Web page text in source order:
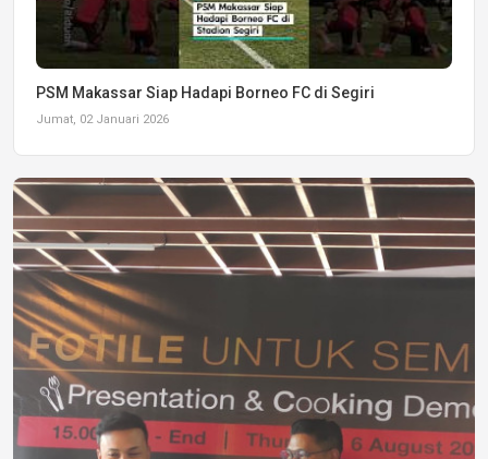
PSM Makassar Siap Hadapi Borneo FC di Segiri
Jumat, 02 Januari 2026